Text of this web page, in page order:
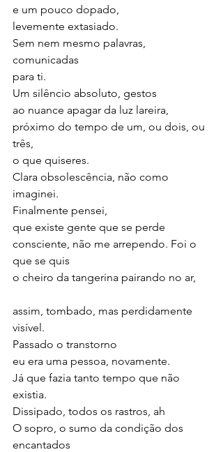
e um pouco dopado,
levemente extasiado.
Sem nem mesmo palavras,
comunicadas
para ti.
Um silêncio absoluto, gestos
ao nuance apagar da luz lareira,
próximo do tempo de um, ou dois, ou
três,
o que quiseres.
Clara obsolescência, não como
imaginei.
Finalmente pensei,
que existe gente que se perde
consciente, não me arrependo. Foi o
que se quis
o cheiro da tangerina pairando no ar,
assim, tombado, mas perdidamente
visível.
Passado o transtorno
eu era uma pessoa, novamente.
Já que fazia tanto tempo que não
existia.
Dissipado, todos os rastros, ah
O sopro, o sumo da condição dos
encantados